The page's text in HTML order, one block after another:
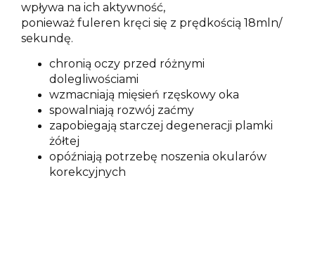
wpływa na ich aktywność,
ponieważ fuleren kręci się z prędkością 18mln/
sekundę.
chronią oczy przed różnymi
dolegliwościami
wzmacniają mięsień rzęskowy oka
spowalniają rozwój zaćmy
zapobiegają starczej degeneracji plamki
żółtej
opóźniają potrzebę noszenia okularów
korekcyjnych